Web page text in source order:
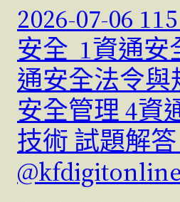
2026-07-06
安全 1資通安
通安全法令與
安全管理 4資
技術 試題解
@kfdigitonline